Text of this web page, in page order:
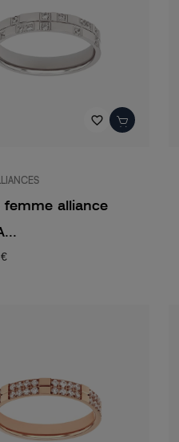
favorite_border
femme alliance